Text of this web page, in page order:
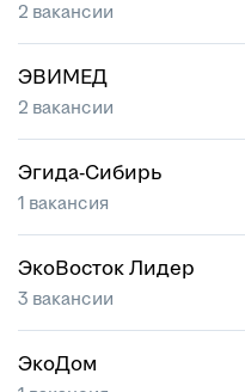
2 вакансии
ЭВИМЕД
2 вакансии
Эгида-Сибирь
1 вакансия
ЭкоВосток Лидер
3 вакансии
ЭкоДом